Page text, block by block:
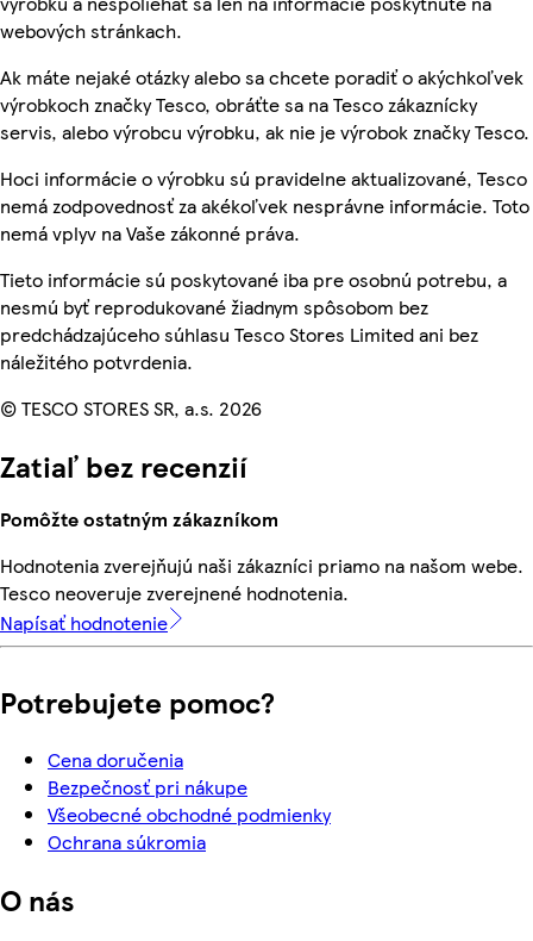
webových stránkach.
Ak máte nejaké otázky alebo sa chcete poradiť o akýchkoľvek
výrobkoch značky Tesco, obráťte sa na Tesco zákaznícky
servis, alebo výrobcu výrobku, ak nie je výrobok značky Tesco.
Hoci informácie o výrobku sú pravidelne aktualizované, Tesco
nemá zodpovednosť za akékoľvek nesprávne informácie. Toto
nemá vplyv na Vaše zákonné práva.
Tieto informácie sú poskytované iba pre osobnú potrebu, a
nesmú byť reprodukované žiadnym spôsobom bez
predchádzajúceho súhlasu Tesco Stores Limited ani bez
náležitého potvrdenia.
© TESCO STORES SR, a.s. 2026
Zatiaľ bez recenzií
Pomôžte ostatným zákazníkom
Hodnotenia zverejňujú naši zákazníci priamo na našom webe.
Tesco neoveruje zverejnené hodnotenia.
Napísať hodnotenie
Potrebujete pomoc?
Cena doručenia
Bezpečnosť pri nákupe
Všeobecné obchodné podmienky
Ochrana súkromia
O nás